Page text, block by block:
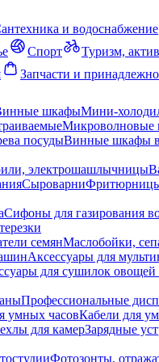
и водоснабжение
Спорт Туризм,
Запчасти и
шкафыМини-
Микроволновые
посудыВинные шкафы
электрошашлычницы
Сыроварни
Сифоны для газирования
семянМаслобойки,
Аксессуары для
для сушилок овощей
Профессиональные
умных часовКабели для
для камерЗарядные
Фотозонты,